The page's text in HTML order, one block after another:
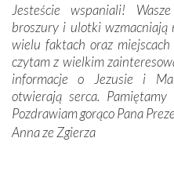
Podążyliśmy też śladami
dos Santos oraz świętych
Modliliśmy się przy ich
Krzyżową w ich
domy, w których żyli.
W miejscu objawień
przywiezione wraz z
Jesteście wspaniali!
broszury i ulotki wzmacniają
wielu faktach oraz
czytam z wielkim
informacje o Jezusie i
otwierają serca.
Pozdrawiam gorąco Pana
Anna ze Zgierza